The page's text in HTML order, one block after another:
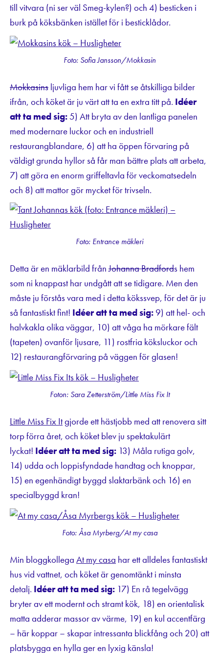
till vitvara (ni ser väl Smeg-kylen?) och 4) besticken i
burk på köksbänken istället för i besticklådor.
Foto: Sofia Jansson/Mokkasin
Mokkasins ljuvliga hem har vi fått se åtskilliga bilder
ifrån, och köket är ju värt att ta en extra titt på. Idéer
att ta med sig:5) Att bryta av den lantliga panelen
med modernare luckor och en industriell
restaurangblandare, 6) att ha öppen förvaring på
väldigt grunda hyllor så får man bättre plats att arbeta,
7) att göra en enorm griffeltavla för veckomatsedeln
och 8) att mattor gör mycket för trivseln.
Foto: Entrance mäkleri
Detta är en mäklarbild frånJohanna Bradfords hem
som ni knappast har undgått att se tidigare. Men den
måste ju förstås vara med i detta kökssvep, för det är ju
så fantastiskt fint! Idéer att ta med sig: 9) att hel- och
halvkakla olika väggar, 10) att våga ha mörkare fält
(tapeten) ovanför ljusare, 11) rostfria köksluckor och
12) restaurangförvaring på väggen för glasen!
Foton: Sara Zetterström/Little Miss Fix It
Little Miss Fix Itgjorde ett hästjobb med att renovera sitt
torp förra året, och köket blev ju spektakulärt
lyckat! Idéer att ta med sig: 13) Måla rutiga golv,
14) udda och loppisfyndade handtag och knoppar,
15) en egenhändigt byggd slaktarbänk och 16) en
specialbyggd kran!
Foto: Åsa Myrberg/At my casa
Min bloggkollega At my casa har ett alldeles fantastiskt
hus vid vattnet, och köket är genomtänkt i minsta
detalj. Idéer att ta med sig: 17) En rå tegelvägg
bryter av ett modernt och stramt kök, 18) en orientalisk
matta adderar massor av värme, 19) en kul accentfärg
– här koppar – skapar intressanta blickfång och 20) att
platsbygga en hylla ger en lyxig känsla!